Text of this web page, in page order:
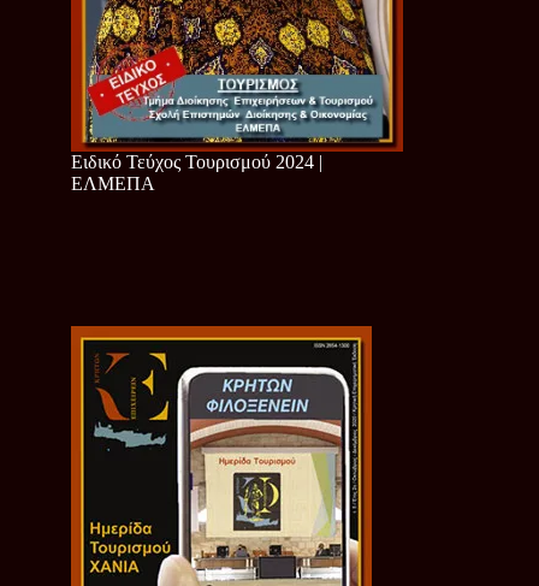
Ειδικό Τεύχος Τουρισμού 2024 |
ΕΛΜΕΠΑ